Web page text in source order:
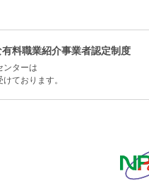
料職業紹介事業者認定制度
ンターは
ております。